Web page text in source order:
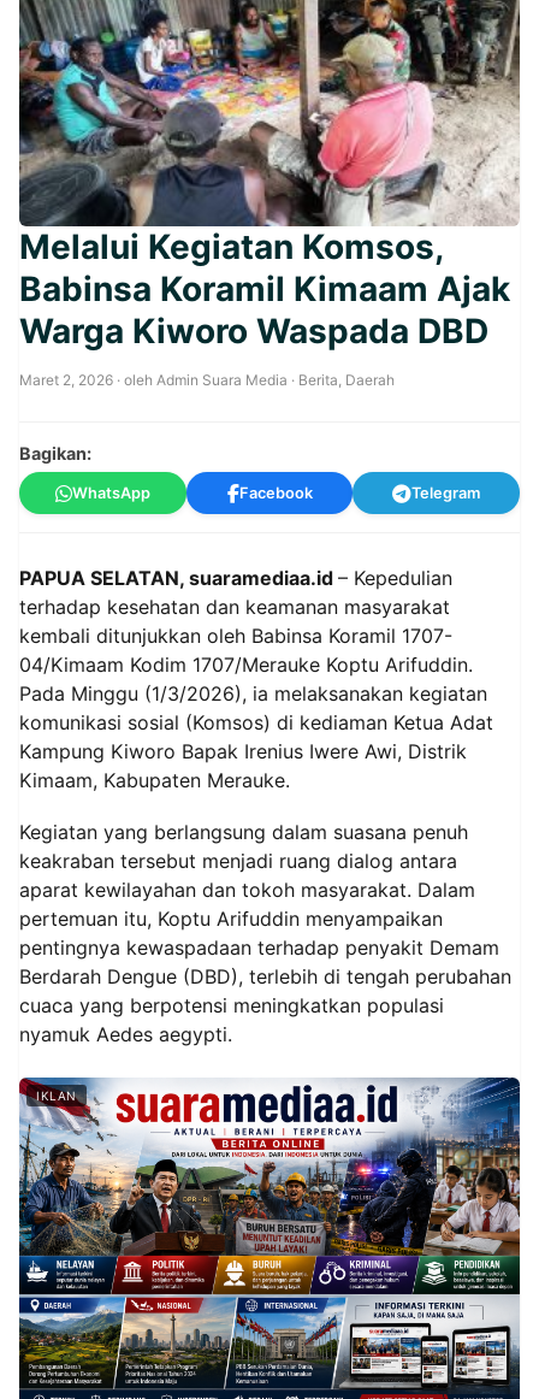
Melalui Kegiatan Komsos,
Babinsa Koramil Kimaam Ajak
Warga Kiworo Waspada DBD
Maret 2, 2026 · oleh Admin Suara Media · Berita, Daerah
Bagikan:
WhatsApp Facebook Telegram
PAPUA SELATAN, suaramediaa.id – Kepedulian
terhadap kesehatan dan keamanan masyarakat
kembali ditunjukkan oleh Babinsa Koramil 1707-
04/Kimaam Kodim 1707/Merauke Koptu Arifuddin.
Pada Minggu (1/3/2026), ia melaksanakan kegiatan
komunikasi sosial (Komsos) di kediaman Ketua Adat
Kampung Kiworo Bapak Irenius Iwere Awi, Distrik
Kimaam, Kabupaten Merauke.
Kegiatan yang berlangsung dalam suasana penuh
keakraban tersebut menjadi ruang dialog antara
aparat kewilayahan dan tokoh masyarakat. Dalam
pertemuan itu, Koptu Arifuddin menyampaikan
pentingnya kewaspadaan terhadap penyakit Demam
Berdarah Dengue (DBD), terlebih di tengah perubahan
cuaca yang berpotensi meningkatkan populasi
nyamuk Aedes aegypti.
IKLAN